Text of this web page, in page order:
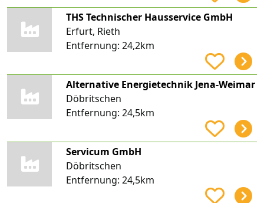
THS Technischer Hausservice GmbH
Erfurt, Rieth
Entfernung: 24,2km
Alternative Energietechnik Jena-Weimar
Döbritschen
Entfernung: 24,5km
Servicum GmbH
Döbritschen
Entfernung: 24,5km